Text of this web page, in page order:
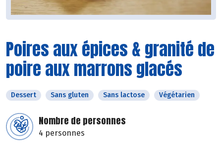
Poires aux épices & granité de
poire aux marrons glacés
Dessert Sans gluten Sans lactose Végétarien
Nombre de personnes
4 personnes